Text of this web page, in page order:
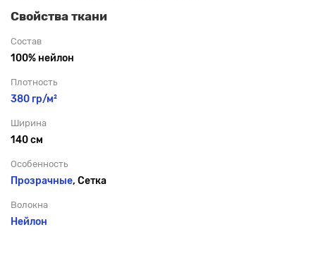
Свойства ткани
Состав
100% нейлон
Плотность
380 гр/м²
Ширина
140 см
Особенность
Прозрачные, Сетка
Волокна
Нейлон